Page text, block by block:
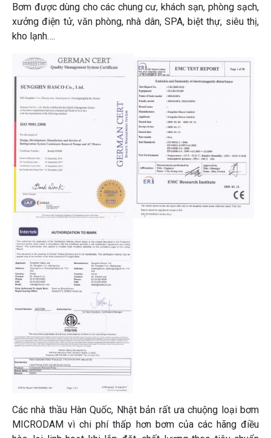
Bơm được dùng cho các chung cư, khách sạn, phòng sạch,
xưởng điện tử, văn phòng, nhà dân, SPA, biệt thự, siêu thị,
kho lạnh….
Các nhà thầu Hàn Quốc, Nhật bản rất ưa chuộng loại bơm
MICRODAM vì chi phí thấp hơn bơm của các hãng điều